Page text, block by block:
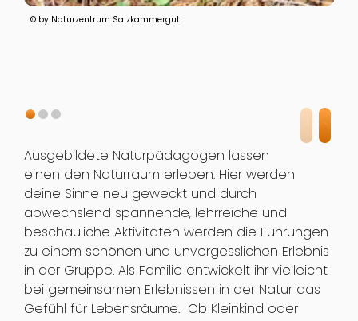
© by Naturzentrum Salzkammergut
Ausgebildete Naturpädagogen lassen
einen den Naturraum erleben. Hier werden
deine Sinne neu geweckt und durch
abwechslend spannende, lehrreiche und
beschauliche Aktivitäten werden die Führungen
zu einem schönen und unvergesslichen Erlebnis
in der Gruppe. Als Familie entwickelt ihr vielleicht
bei gemeinsamen Erlebnissen in der Natur das
Gefühl für Lebensräume. Ob Kleinkind oder